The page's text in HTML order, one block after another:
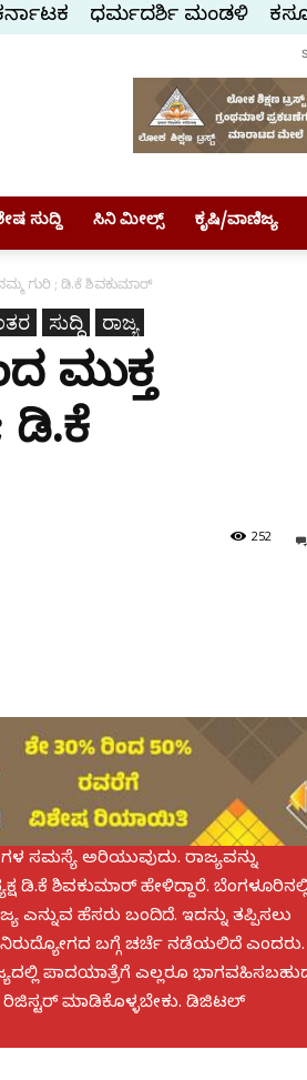
ಧರ್ಮದರ್ಶಿ ಮಂಡಳಿ
ಸುದ್ದಿ ಸಿನಿ ಮೀಲ್ಸ್ ಕೃಷಿ/ವಾಣಿಜ್ಯ
ನಮ್ಮ ಗುರಿ ; ಡಿ.ಕೆ ಶಿವಕುಮಾರ್
ಸುದ್ದಿ ರಾಜ್ಯ
ಮುಕ್ತ
ಡಿ.ಕೆ
252
ಸಮಸ್ಯೆ ಅರಿಯುವುದು. ರಾಜ್ಯವನ್ನು
ಡಿ.ಕೆ ಶಿವಕುಮಾರ್​ ಹೇಳಿದ್ದಾರೆ.
ಎನ್ನುವ ಹೆಸರು ಬಂದಿದೆ. ಇದನ್ನು ತಪ್ಪಿಸಲು
ಬಗ್ಗೆ ಚರ್ಚೆ ನಡೆಯಲಿದೆ ಎಂದರು.
ಪಾದಯಾತ್ರೆಗೆ ಎಲ್ಲರೂ
ಮಾಡಿಕೊಳ್ಳಬೇಕು. ಡಿಜಿಟಲ್